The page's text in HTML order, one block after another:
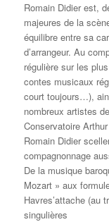
Romain Didier est,
majeures de la
équilibre entre sa
d’arrangeur. Au
régulière sur les
contes musicaux
court toujours…),
nombreux artistes
Conservatoire
Romain Didier
compagnonnage
De la musique
Mozart » aux
Havres’attache (au
singulières